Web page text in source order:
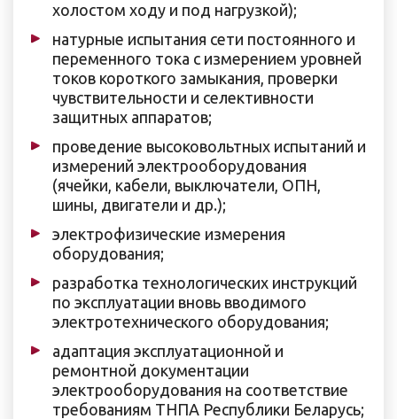
холостом ходу и под нагрузкой);
натурные испытания сети постоянного и
переменного тока с измерением уровней
токов короткого замыкания, проверки
чувствительности и селективности
защитных аппаратов;
проведение высоковольтных испытаний и
измерений электрооборудования
(ячейки, кабели, выключатели, ОПН,
шины, двигатели и др.);
электрофизические измерения
оборудования;
разработка технологических инструкций
по эксплуатации вновь вводимого
электротехнического оборудования;
адаптация эксплуатационной и
ремонтной документации
электрооборудования на соответствие
требованиям ТНПА Республики Беларусь;